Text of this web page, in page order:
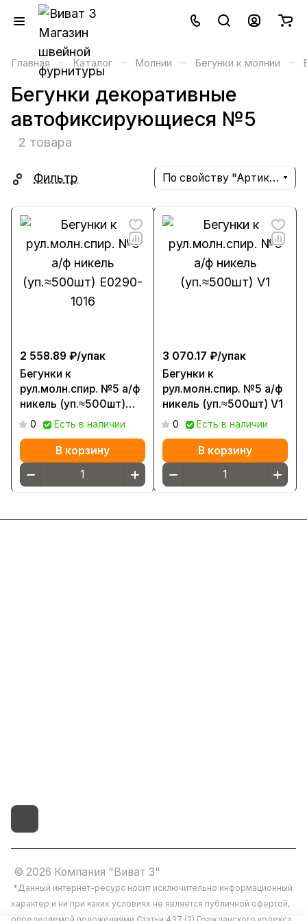
Главная – Каталог – Молнии – Бегунки к молнии –
Бегунки декоративные
автофиксирующиеся №5
2 товара
Фильтр По свойству "Артикул" (убывание)
2 558.89 ₽/упак
Бегунки к
рул.молн.спир. №5 а/ф
никель (уп.≈500шт)
Е0290-1016
0 Есть в наличии
В корзину
3 070.17 ₽/упак
Бегунки к
рул.молн.спир. №5 а/ф
никель (уп.≈500шт) V1
0 Есть в наличии
В корзину
© 2026 Компания "Виват 3"
*Данный интернет-ресурс носит исключительно информационный
характер и ни при каких условиях не является публичной офертой,